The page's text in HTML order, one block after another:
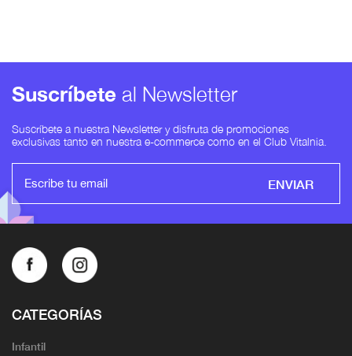
Suscríbete al Newsletter
Suscríbete a nuestra Newsletter y disfruta de promociones
exclusivas tanto en nuestra e-commerce como en el Club Vitalnia.
ENVIAR
CATEGORÍAS
Infantil